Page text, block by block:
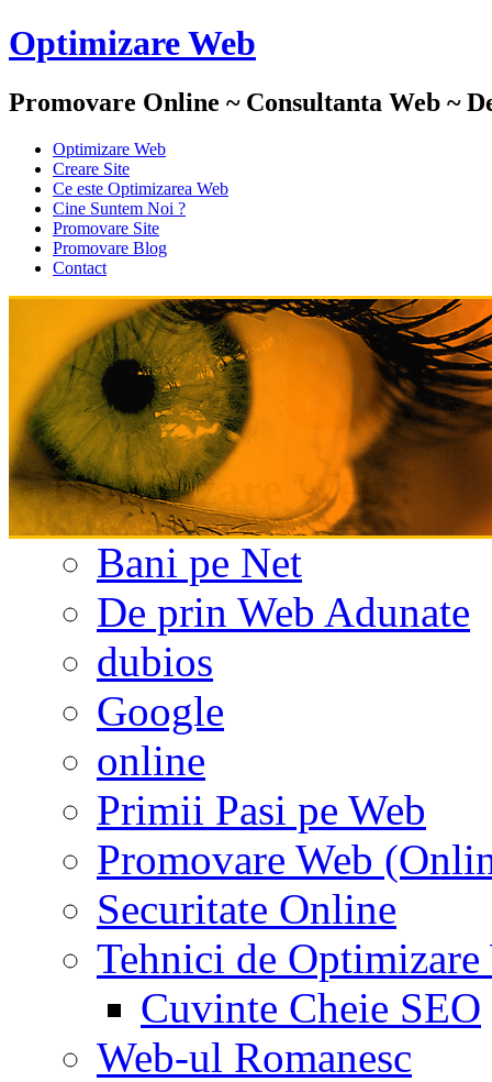
Optimizare Web
Promovare Online ~ Consultanta Web ~
Optimizare Web
Creare Site
Ce este Optimizarea Web
Cine Suntem Noi ?
Promovare Site
Promovare Blog
Contact
Daruire
Optimizare Web :
Bani pe Net
De prin Web Adunate
dubios
Google
online
Primii Pasi pe Web
Promovare Web
Securitate Online
Tehnici de Optimizare
Cuvinte Cheie SEO
Web-ul Romanesc